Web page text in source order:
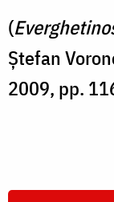
(
Ștefan
2009, pp.